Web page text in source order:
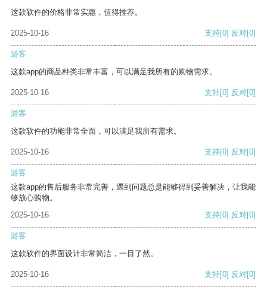
这款软件的价格非常实惠，值得推荐。
2025-10-16 支持[0] 反对[0]
游客
这款app的商品种类非常丰富，可以满足我所有的购物需求。
2025-10-16 支持[0] 反对[0]
游客
这款软件的功能非常全面，可以满足我所有需求。
2025-10-16 支持[0] 反对[0]
游客
这款app的售后服务非常完善，遇到问题总是能够得到妥善解决，让我能
够放心购物。
2025-10-16
支持[0] 反对[0]
游客
这款软件的界面设计非常简洁，一目了然。
2025-10-16 支持[0] 反对[0]